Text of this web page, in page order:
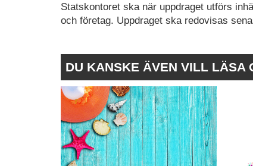
Statskontoret ska när uppdraget utförs
och företag. Uppdraget ska redovisas
DU KANSKE ÄVEN VILL LÄSA